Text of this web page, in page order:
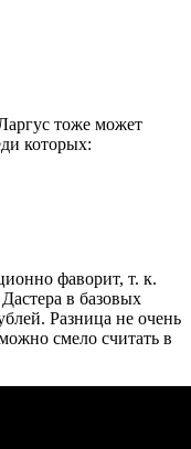
тоже может
которых:
фаворит, т. к.
в базовых
Разница не очень
смело считать в